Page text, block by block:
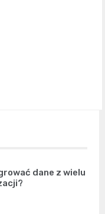
dane z wielu